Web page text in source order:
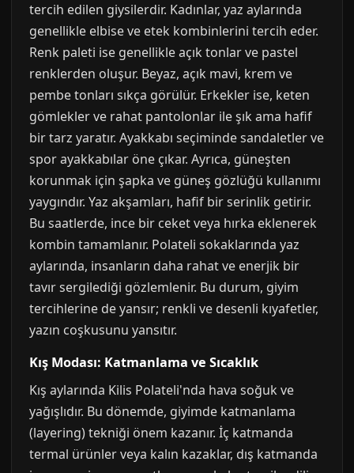
tercih edilen giysilerdir. Kadınlar, yaz aylarında
genellikle elbise ve etek kombinlerini tercih eder.
Renk paleti ise genellikle açık tonlar ve pastel
renklerden oluşur. Beyaz, açık mavi, krem ve
pembe tonları sıkça görülür. Erkekler ise, keten
gömlekler ve rahat pantolonlar ile şık ama hafif
bir tarz yaratır. Ayakkabı seçiminde sandaletler ve
spor ayakkabılar öne çıkar. Ayrıca, güneşten
korunmak için şapka ve güneş gözlüğü kullanımı
yaygındır. Yaz akşamları, hafif bir serinlik getirir.
Bu saatlerde, ince bir ceket veya hırka eklenerek
kombin tamamlanır. Polateli sokaklarında yaz
aylarında, insanların daha rahat ve enerjik bir
tavır sergilediği gözlemlenir. Bu durum, giyim
tercihlerine de yansır; renkli ve desenli kıyafetler,
yazın coşkusunu yansıtır.
Kış Modası: Katmanlama ve Sıcaklık
Kış aylarında Kilis Polateli'nda hava soğuk ve
yağışlıdır. Bu dönemde, giyimde katmanlama
(layering) tekniği önem kazanır. İç katmanda
termal ürünler veya kalın kazaklar, dış katmanda